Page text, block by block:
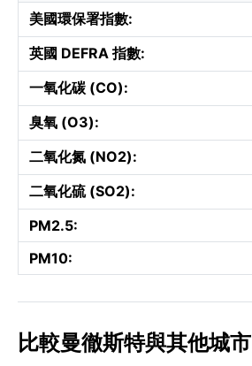
美國環保署指數:
英國 DEFRA 指數:
一氧化碳 (CO):
臭氧 (O3):
二氧化氮 (NO2):
二氧化硫 (SO2):
PM2.5:
PM10:
比較曼徹斯特與其他城